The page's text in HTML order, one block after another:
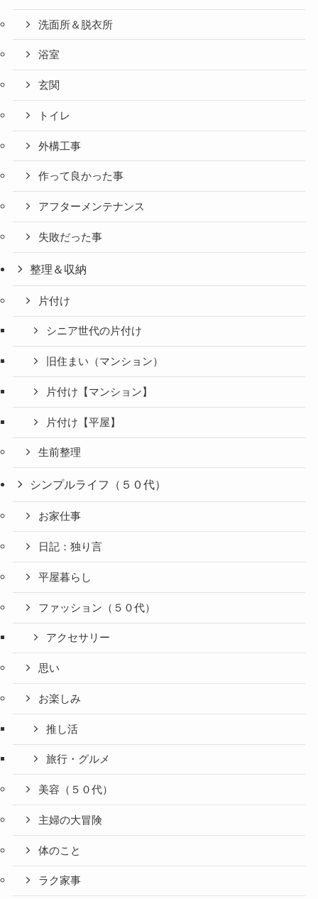
洗面所＆脱衣所
浴室
玄関
トイレ
外構工事
作って良かった事
アフターメンテナンス
失敗だった事
整理＆収納
片付け
シニア世代の片付け
旧住まい（マンション）
片付け【マンション】
片付け【平屋】
生前整理
シンプルライフ（５０代）
お家仕事
日記：独り言
平屋暮らし
ファッション（５０代）
アクセサリー
思い
お楽しみ
推し活
旅行・グルメ
美容（５０代）
主婦の大冒険
体のこと
ラク家事